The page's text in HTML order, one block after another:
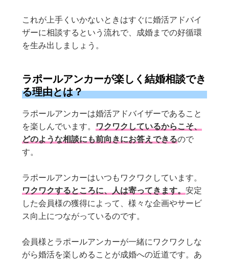
これが上手くいかないときはすぐに婚活アドバイ
ザーに相談するという流れで、成婚までの好循環
を生み出しましょう。
ラポールアンカーが楽しく結婚相談でき
る理由とは？
ラポールアンカーは婚活アドバイザーであること
を楽しんでいます。
ワクワクしているからこそ、
どのような相談にも前向きにお答えできるので
す。
ラポールアンカーはいつもワクワクしています。
ワクワクするところに、人は寄ってきます。安定
した会員様の獲得によって、様々な企画やサービ
ス向上につながっているのです。
会員様とラポールアンカーが一緒にワクワクしな
がら婚活を楽しめることが成婚への近道です。あ